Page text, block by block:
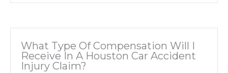
What Type Of Compensation Will I
Receive In A Houston Car Accident
Injury Claim?